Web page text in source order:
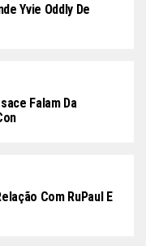
Yvie Oddly De
Falam Da
Com RuPaul E